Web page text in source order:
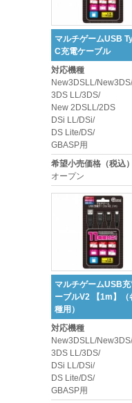
マルチゲームUSB
C充電ケーブル
対応機種
New3DSLL/New3DS/
3DS LL/3DS/
New 2DSLL/2DS
DSi LL/DSi/
DS Lite/DS/
GBASP用
希望小売価格（税込）
オープン
マルチゲームUSB
ーブルV2 【1m】（
種用）
対応機種
New3DSLL/New3DS/
3DS LL/3DS/
DSi LL/DSi/
DS Lite/DS/
GBASP用